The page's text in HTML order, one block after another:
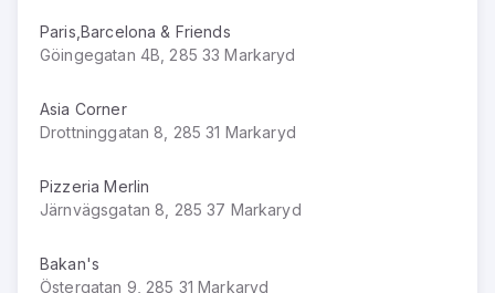
Paris,Barcelona & Friends
Göingegatan 4B, 285 33 Markaryd
Asia Corner
Drottninggatan 8, 285 31 Markaryd
Pizzeria Merlin
Järnvägsgatan 8, 285 37 Markaryd
Bakan's
Östergatan 9, 285 31 Markaryd